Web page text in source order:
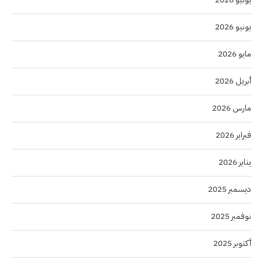
يونيو 2026
مايو 2026
أبريل 2026
مارس 2026
فبراير 2026
يناير 2026
ديسمبر 2025
نوفمبر 2025
أكتوبر 2025